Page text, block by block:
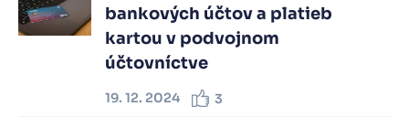
bankových účtov a platieb
kartou v podvojnom
účtovníctve
19. 12. 2024 3